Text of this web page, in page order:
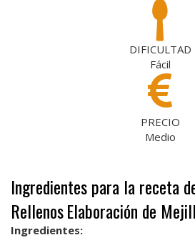
DIFICULTAD
Fácil
PRECIO
Medio
Ingredientes para la receta
RellenosElaboración de
Ingredientes: